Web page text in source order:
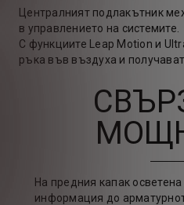
Централният подлакътник
в управлението на системите.
С функциите Leap Motion и
ръка във въздуха и
На предния капак
информация до